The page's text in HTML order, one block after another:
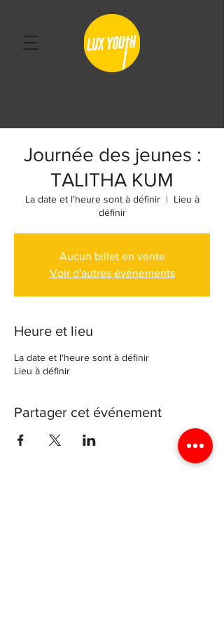
Journée des jeunes :
TALITHA KUM
La date et l'heure sont à définir
  |
Lieu à
définir
Aucun billet en vente
Voir d'autres événements
Heure et lieu
La date et l'heure sont à définir
Lieu à définir
Partager cet événement